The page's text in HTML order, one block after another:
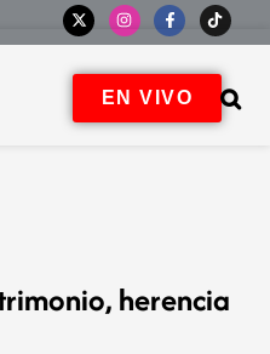
EN VIVO
herencia